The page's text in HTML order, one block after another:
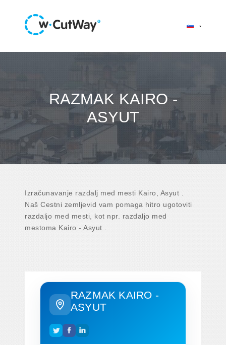
RAZMAK KAIRO -
ASYUT
Izračunavanje razdalj med mesti Kairo, Asyut .
Naš Cestni zemljevid vam pomaga hitro ugotoviti
razdaljo med mesti, kot npr. razdaljo med
mestoma Kairo - Asyut .
RAZMAK KAIRO -
ASYUT